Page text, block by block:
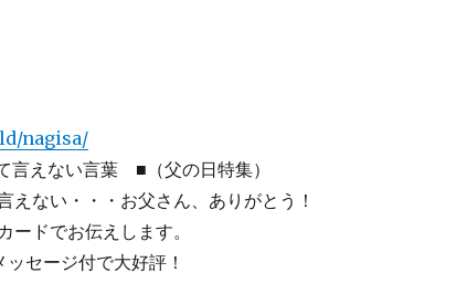
nagisa/
えない言葉 ■（父の日特集）
ない・・・お父さん、ありがとう！
ドでお伝えします。
セージ付で大好評！